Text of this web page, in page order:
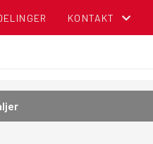
KONTAKT
STYREOVERSIKT